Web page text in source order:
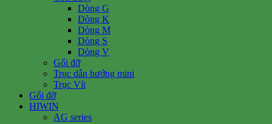
Dòng G
Dòng K
Dòng M
Dòng S
Dòng V
Gối đỡ
Trục dẫn hướng mini
Trục Vít
Gối đỡ
HIWIN
AG series